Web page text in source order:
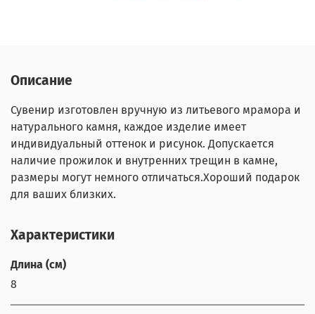
Описание
Сувенир изготовлен вручную из литьевого мрамора и
натурального камня, каждое изделие имеет
индивидуальный оттенок и рисунок. Допускается
наличие прожилок и внутренних трещин в камне,
размеры могут немного отличаться.Хороший подарок
для ваших близких.
Характеристики
Длина (см)
8